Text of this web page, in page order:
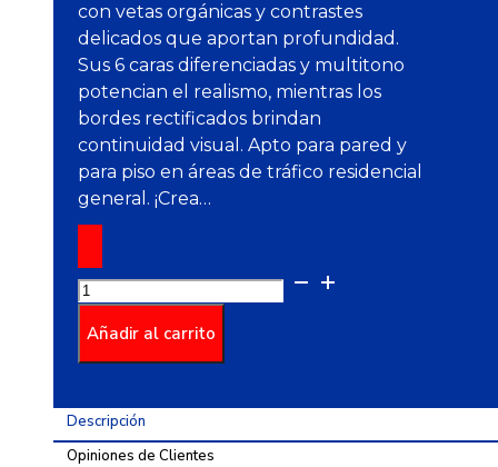
con vetas orgánicas y contrastes
delicados que aportan profundidad.
Sus 6 caras diferenciadas y multitono
potencian el realismo, mientras los
bordes rectificados brindan
continuidad visual. Apto para pared y
para piso en áreas de tráfico residencial
general. ¡Crea…
Piso
Porcelatech
Valmora
Rec
50*1.00
cantidad
Añadir al carrito
Descripción
Opiniones de Clientes